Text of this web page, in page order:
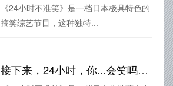
《24小时不准笑》是一档日本极具特色的
搞笑综艺节目，这种独特...
接下来，24小时，你...会笑吗？《24小时不准笑》2012再飙高清